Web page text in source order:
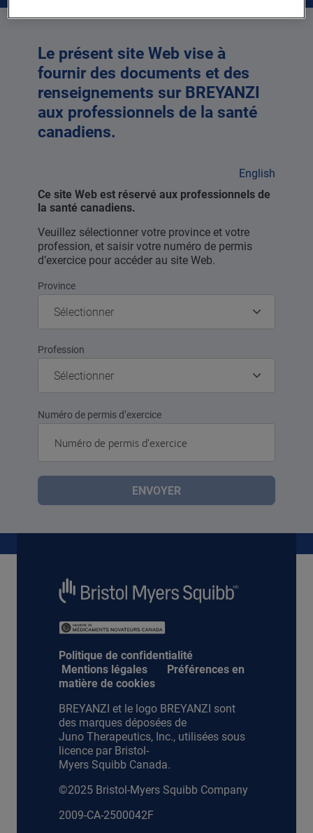
Le présent site Web vise à
fournir des documents et des
renseignements sur BREYANZI
aux professionnels de la santé
canadiens.
English
Ce site Web est réservé aux professionnels de
la santé canadiens.
Veuillez sélectionner votre province et votre
profession, et saisir votre numéro de permis
d’exercice pour accéder au site Web.
Province
Sélectionner
Profession
Sélectionner
Numéro de permis d’exercice
ENVOYER
Politique de confidentialité
Mentions légales
Préférences en
matière de cookies
BREYANZI et le logo BREYANZI sont
des marques déposées de
Juno Therapeutics, Inc., utilisées sous
licence par Bristol-
Myers Squibb Canada.
©2025 Bristol-Myers Squibb Company
2009-CA-2500042F